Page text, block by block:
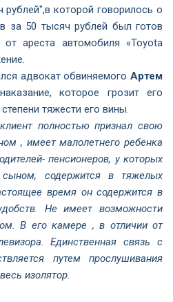
рублей",в которой говорилось о
за 50 тысяч рублей был готов
ареста автомобиля «Toyota
адвокат обвиняемого Артем
которое грозит его
тяжести его вины.
полностью признал свою
, имеет малолетнего ребенка
пенсионеров, у которых
сыном, содержится в тяжелых
время он содержится в
Не имеет возможности
В его камере , в отличии от
Единственная связь с
путем прослушивания
изолятор.